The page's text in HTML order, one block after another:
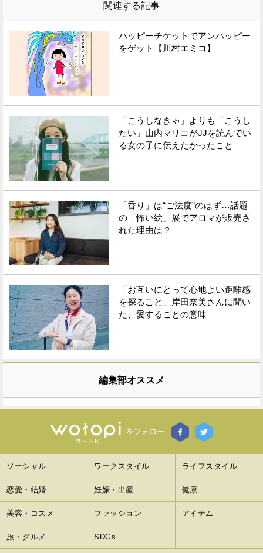
関連する記事
ハッピーチケットでアンハッピー
をゲット【川村エミコ】
「こうしなきゃ」よりも「こうし
たい」山内マリコがJJを読んでい
る女の子に伝えたかったこと
「香り」は“ご法度”のはず…話題
の「怖い絵」展でアロマが販売さ
れた理由は？
「お互いにとって心地よい距離感
を探ること」岸田奈美さんに聞い
た、愛することの意味
編集部オススメ
をフォロー
ソーシャル ワークスタイル ライフスタイル
恋愛・結婚 妊娠・出産 健康
美容・コスメ ファッション アイテム
旅・グルメ SDGs